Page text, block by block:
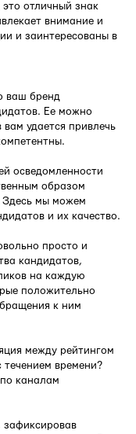
отличный знак
внимание и
и заинтересованы в
ваш бренд
Ее можно
удается привлечь
осведомленности
образом
Здесь мы можем
и их качество.
просто и
кандидатов,
на каждую
положительно
к ним
между рейтингом
течением времени?
по каналам
зафиксировав